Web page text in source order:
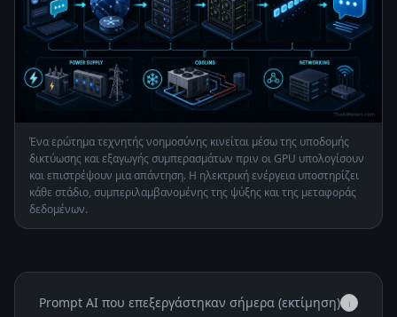
Ένα ερώτημα τεχνητής νοημοσύνης κινείται μέσω της υποδομής
δικτύωσης και εξαγωγής συμπερασμάτων πριν οι GPU υπολογίσουν
και επιστρέψουν μια απάντηση. Η ηλεκτρική ενέργεια υποστηρίζει
κάθε στάδιο, συμπεριλαμβανομένης της ψύξης και της μεταφοράς
δεδομένων.
Prompt AI που επεξεργάστηκαν σήμερα (εκτίμηση) i